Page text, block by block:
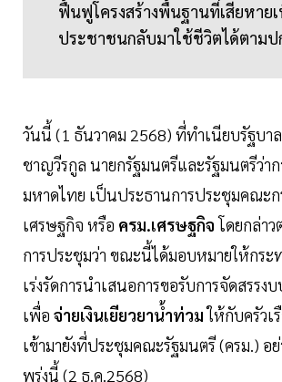
ฟื้นฟูโครงสร้างพื้นฐานที่เสียหาย
ประชาชนกลับมาใช้ชีวิตได้ตามป
วันนี้ (1 ธันวาคม 2568) ที่ทำเนียบรัฐบา
ชาญวีรกูล นายกรัฐมนตรีและรัฐมนตรีว่าก
มหาดไทย เป็นประธานการประชุมคณะก
เศรษฐกิจ หรือ ครม.เศรษฐกิจโดยกล่า
การประชุมว่า ขณะนี้ได้มอบหมายให้กระ
เร่งรัดการนำเสนอการขอรับการจัดสรรง
เพื่อ จ่ายเงินเยียวยาน้ำท่วมให้กับครัว
เข้ามายังที่ประชุมคณะรัฐมนตรี (ครม.) อย่
พรุ่งนี้ (2 ธ.ค.2568)